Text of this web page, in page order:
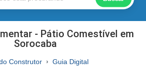
- Pátio Comestível em
Sorocaba
Construtor
Guia Digital